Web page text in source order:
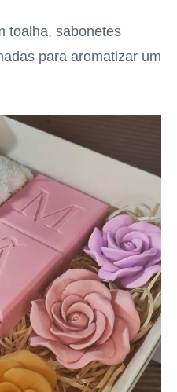
toalha, sabonetes
para aromatizar um